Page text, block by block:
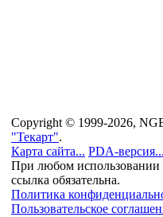
Copyright © 1999-2026,
"Текарт".
Карта сайта... PDA-версия...
При любом использовании
ссылка обязательна.
Политика
Пользовательское